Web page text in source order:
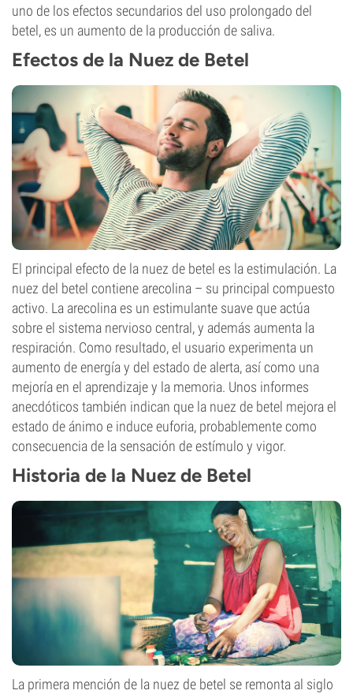
uno de los efectos secundarios del uso prolongado del
betel, es un aumento de la producción de saliva.
Efectos de la Nuez de Betel
El principal efecto de la nuez de betel es la estimulación. La
nuez del betel contiene arecolina – su principal compuesto
activo. La arecolina es un estimulante suave que actúa
sobre el sistema nervioso central, y además aumenta la
respiración. Como resultado, el usuario experimenta un
aumento de energía y del estado de alerta, así como una
mejoría en el aprendizaje y la memoria. Unos informes
anecdóticos también indican que la nuez de betel mejora el
estado de ánimo e induce euforia, probablemente como
consecuencia de la sensación de estímulo y vigor.
Historia de la Nuez de Betel
La primera mención de la nuez de betel se remonta al siglo